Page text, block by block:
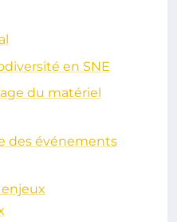
en SNE
du matériel
des événements